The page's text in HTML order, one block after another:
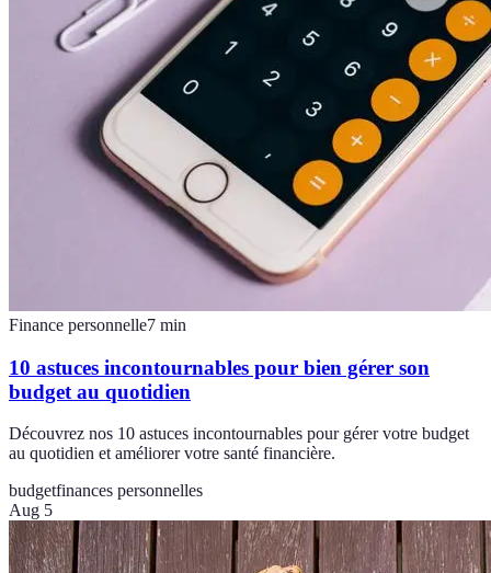
Finance personnelle7 min
10 astuces incontournables pour bien gérer son
budget au quotidien
Découvrez nos 10 astuces incontournables pour gérer votre budget
au quotidien et améliorer votre santé financière.
budgetfinances personnelles
Aug 5